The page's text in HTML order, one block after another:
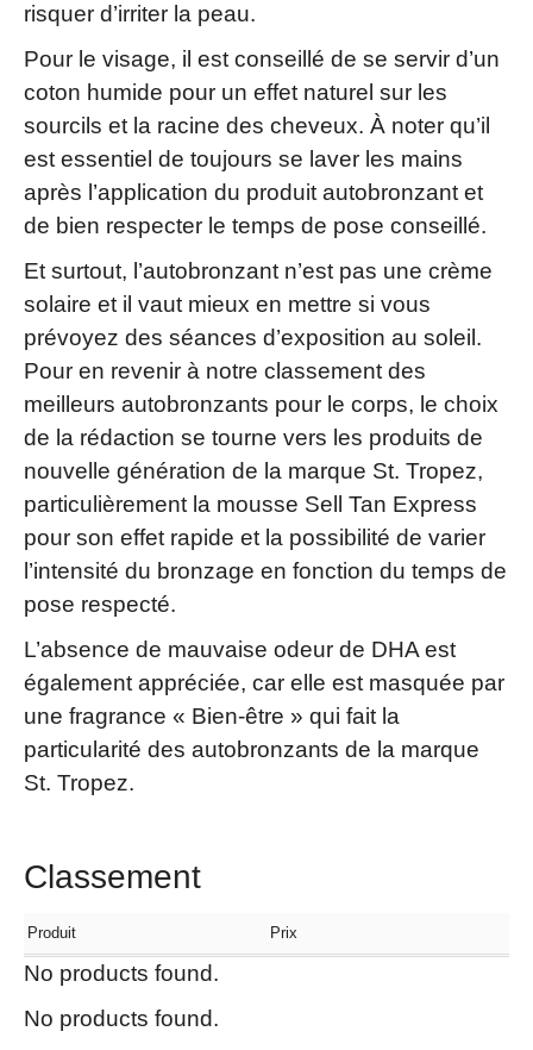
risquer d’irriter la peau.
Pour le visage, il est conseillé de se servir d’un
coton humide pour un effet naturel sur les
sourcils et la racine des cheveux. À noter qu’il
est essentiel de toujours se laver les mains
après l’application du produit autobronzant et
de bien respecter le temps de pose conseillé.
Et surtout, l’autobronzant n’est pas une crème
solaire et il vaut mieux en mettre si vous
prévoyez des séances d’exposition au soleil.
Pour en revenir à notre classement des
meilleurs autobronzants pour le corps, le choix
de la rédaction se tourne vers les produits de
nouvelle génération de la marque St. Tropez,
particulièrement la mousse Sell Tan Express
pour son effet rapide et la possibilité de varier
l’intensité du bronzage en fonction du temps de
pose respecté.
L’absence de mauvaise odeur de DHA est
également appréciée, car elle est masquée par
une fragrance « Bien-être » qui fait la
particularité des autobronzants de la marque
St. Tropez.
Classement
Produit Prix
No products found.
No products found.